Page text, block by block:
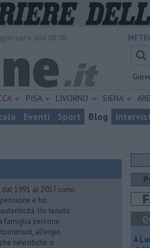
PISA LIVORNO SIENA
Eventi Sport Blog
1991 al 2017 sono
e ho
Ho tenuto
famiglia persone
allergie,
nevrotiche o
A